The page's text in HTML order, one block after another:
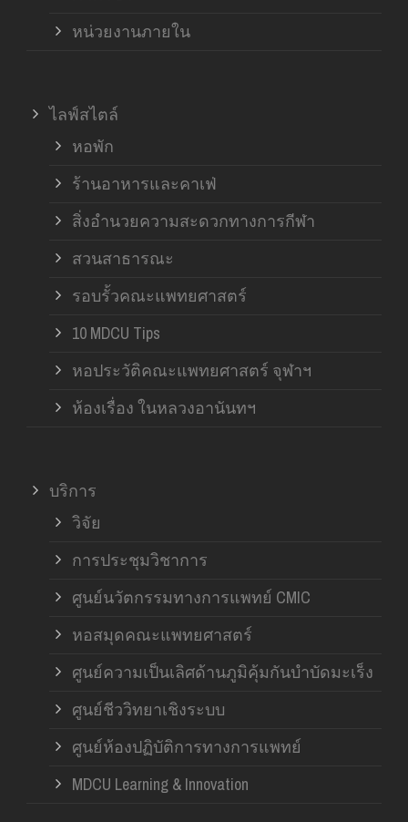
หน่วยงานภายใน
ไลฟ์สไตล์
หอพัก
ร้านอาหารและคาเฟ่
สิ่งอำนวยความสะดวกทางการกีฬา
สวนสาธารณะ
รอบรั้วคณะแพทยศาสตร์
10 MDCU Tips
หอประวัติคณะแพทยศาสตร์ จุฬาฯ
ห้องเรื่อง ในหลวงอานันทฯ
บริการ
วิจัย
การประชุมวิชาการ
ศูนย์นวัตกรรมทางการแพทย์ CMIC
หอสมุดคณะแพทยศาสตร์
ศูนย์ความเป็นเลิศด้านภูมิคุ้มกันบำบัดมะเร็ง
ศูนย์ชีววิทยาเชิงระบบ
ศูนย์ห้องปฏิบัติการทางการแพทย์
MDCU Learning & Innovation